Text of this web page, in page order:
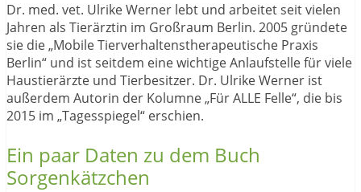
Dr. med. vet. Ulrike Werner lebt und arbeitet seit vielen
Jahren als Tierärztin im Großraum Berlin. 2005 gründete
sie die „Mobile Tierverhaltenstherapeutische Praxis
Berlin“ und ist seitdem eine wichtige Anlaufstelle für viele
Haustierärzte und Tierbesitzer. Dr. Ulrike Werner ist
außerdem Autorin der Kolumne „Für ALLE Felle“, die bis
2015 im „Tagesspiegel“ erschien.
Ein paar Daten zu dem Buch
Sorgenkätzchen